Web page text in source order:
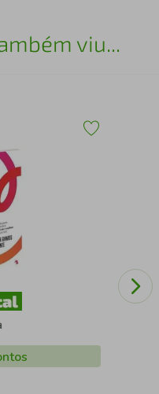
viu...